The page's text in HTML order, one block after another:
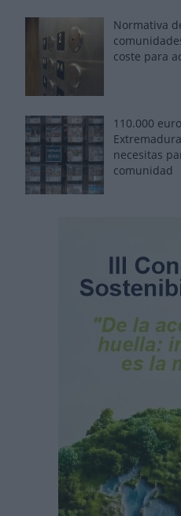
Normativa
coste para
110.000
necesitas
comunidad